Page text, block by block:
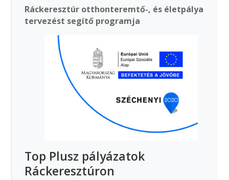
Ráckeresztúr otthonteremtő-, és életpálya
tervezést segítő programja
Top Plusz pályázatok
Ráckeresztúron